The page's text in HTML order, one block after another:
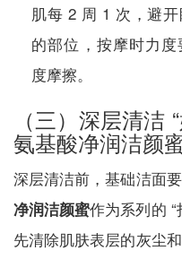
肌每 2 周 1 次，避
的部位，按摩时力
度摩擦。
（三）深层清洁
氨基酸净润洁颜
深层清洁前，基础洁面要
净润洁颜蜜作为系列的
先清除肌肤表层的灰尘